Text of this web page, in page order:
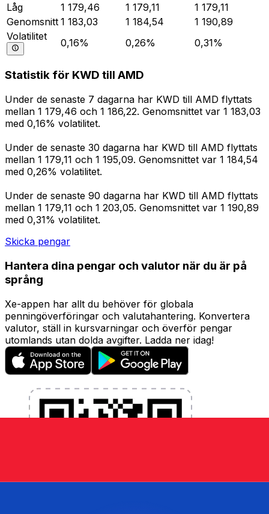
Låg
1 179,46 1 179,11
1 179,11
Genomsnitt 1 183,03 1 184,54
1 190,89
Volatilitet
0,16% 0,26% 0,31%
Statistik för KWD till AMD
Under de senaste 7 dagarna har KWD till AMD flyttats
mellan 1 179,46 och 1 186,22. Genomsnittet var 1 183,03
med 0,16% volatilitet.
Under de senaste 30 dagarna har KWD till AMD flyttats
mellan 1 179,11 och 1 195,09. Genomsnittet var 1 184,54
med 0,26% volatilitet.
Under de senaste 90 dagarna har KWD till AMD flyttats
mellan 1 179,11 och 1 203,05. Genomsnittet var 1 190,89
med 0,31% volatilitet.
Skicka pengar
Hantera dina pengar och valutor när du är på
språng
Xe-appen har allt du behöver för globala
penningöverföringar och valutahantering. Konvertera
valutor, ställ in kursvarningar och överför pengar
utomlands utan dolda avgifter. Ladda ner idag!